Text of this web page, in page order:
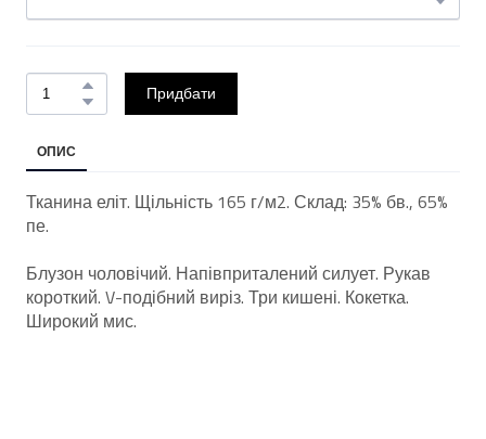
Придбати
ОПИС
Тканина еліт. Щільність 165 г/м2. Склад: 35% бв., 65%
пе.
Блузон чоловічий. Напівприталений силует. Рукав
короткий. V-подібний виріз. Три кишені. Кокетка.
Широкий мис.